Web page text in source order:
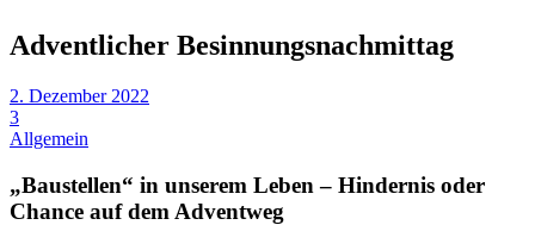
Adventlicher Besinnungsnachmittag
2. Dezember 2022
3
Allgemein
„Baustellen“ in unserem Leben – Hindernis oder
Chance auf dem Adventweg